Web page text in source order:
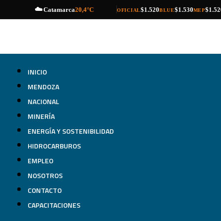
☁️Catamarca20,4°C OFICIAL
compra
venta $1.520BLUE
compra
venta$1.530MEP
compra
venta
INICIO
MENDOZA
NACIONAL
MINERÍA
ENERGÍA Y SOSTENIBILIDAD
HIDROCARBUROS
EMPLEO
NOSOTROS
CONTACTO
CAPACITACIONES